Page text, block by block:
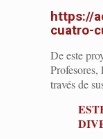
https://
cuatro-
De este
Profesores,
través de